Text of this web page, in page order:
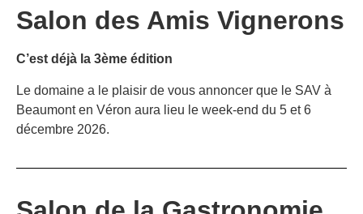
Salon des Amis Vignerons
C’est déjà la 3ème édition
Le domaine a le plaisir de vous annoncer que le SAV à
Beaumont en Véron aura lieu le week-end du 5 et 6
décembre 2026.